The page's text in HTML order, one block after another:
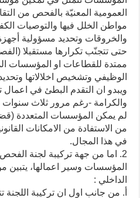
العمومية المعنيّة بالفحص من
مواطن الخلل فيها والتوصيات
والخروقات وتحديد مسؤولية أجهزة
ممتدة للقطاعات او المؤسسات
الوظيفي وتشخيص اخلالاتها
ويبدو ان التقدم البطئ في اعمال
والكرامة -رغم مرور ثلاث سنوات
لم يمكن المؤسسات المتعددة
من الاستفادة من الامكانات
في هذا المجال.
2. اما من جهة تركيبة لجنة
المؤسسات وسير اعمالها، يتبين
الداخلي :
أ. من جانب اول ان تركيبة